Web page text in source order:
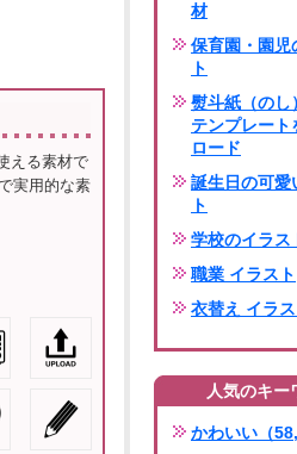
える素材で
実用的な素
材
保育園・園児
ト
熨斗紙（のし
テンプレート
ロード
誕生日の可愛
ト
学校のイラス
職業 イラスト
衣替え イラス
人気のキー
かわいい（